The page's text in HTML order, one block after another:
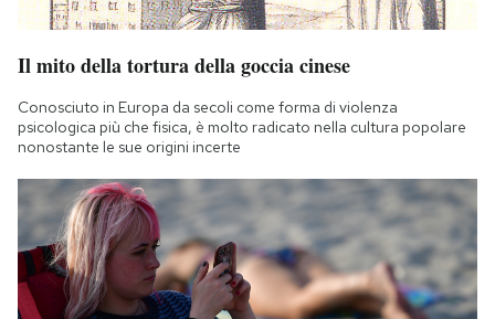
Il mito della tortura della goccia cinese
Conosciuto in Europa da secoli come forma di violenza
psicologica più che fisica, è molto radicato nella cultura popolare
nonostante le sue origini incerte